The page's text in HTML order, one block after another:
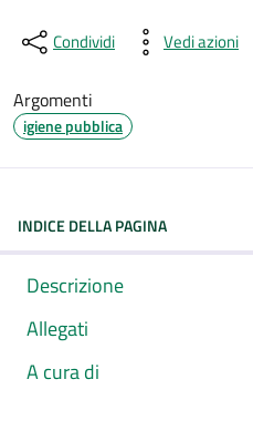
Condividi Vedi azioni
Argomenti
igiene pubblica
INDICE DELLA PAGINA
Descrizione
Allegati
A cura di